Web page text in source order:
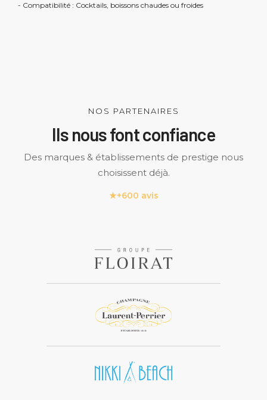
- Compatibilité : Cocktails, boissons chaudes ou froides
NOS PARTENAIRES
Ils nous font confiance
Des marques & établissements de prestige nous
choisissent déjà.
★+600 avis